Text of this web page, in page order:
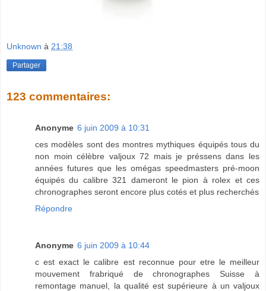
Unknown à 21:38
Partager
123 commentaires:
Anonyme 6 juin 2009 à 10:31
ces modèles sont des montres mythiques équipés tous du
non moin célèbre valjoux 72 mais je préssens dans les
années futures que les omégas speedmasters pré-moon
équipés du calibre 321 dameront le pion à rolex et ces
chronographes seront encore plus cotés et plus recherchés
Répondre
Anonyme 6 juin 2009 à 10:44
c est exact le calibre est reconnue pour etre le meilleur
mouvement frabriqué de chronographes Suisse à
remontage manuel, la qualité est supérieure à un valjoux